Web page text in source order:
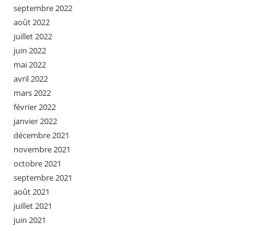
septembre 2022
août 2022
juillet 2022
juin 2022
mai 2022
avril 2022
mars 2022
février 2022
janvier 2022
décembre 2021
novembre 2021
octobre 2021
septembre 2021
août 2021
juillet 2021
juin 2021